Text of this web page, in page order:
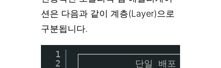
션은 다음과 같이 계층(Layer)으로
구분됩니다.
1
2
│          단일 배포 단위